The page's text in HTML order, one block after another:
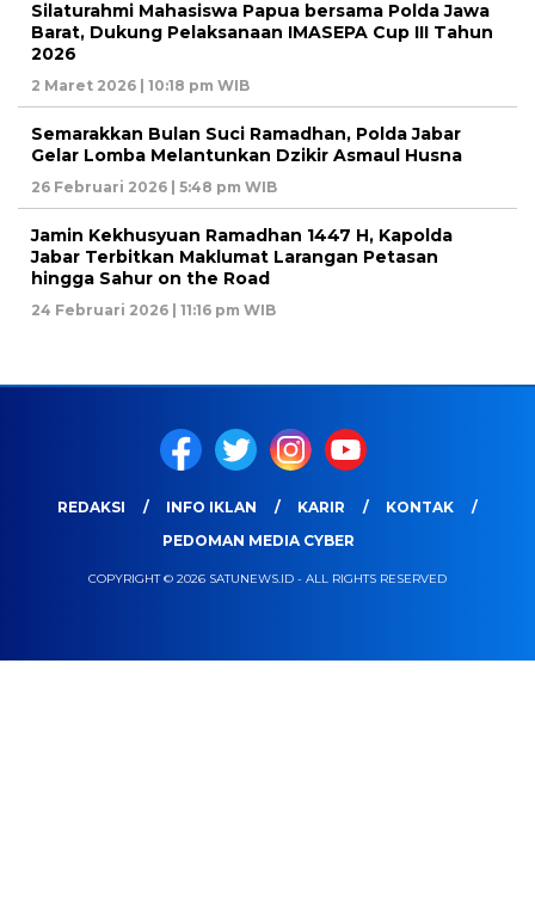
Silaturahmi Mahasiswa Papua bersama Polda Jawa
Barat, Dukung Pelaksanaan IMASEPA Cup III Tahun
2026
2 Maret 2026 | 10:18 pm WIB
Semarakkan Bulan Suci Ramadhan, Polda Jabar
Gelar Lomba Melantunkan Dzikir Asmaul Husna
26 Februari 2026 | 5:48 pm WIB
Jamin Kekhusyuan Ramadhan 1447 H, Kapolda
Jabar Terbitkan Maklumat Larangan Petasan
hingga Sahur on the Road
24 Februari 2026 | 11:16 pm WIB
REDAKSI INFO IKLAN KARIR
KONTAK
PEDOMAN MEDIA CYBER
COPYRIGHT © 2026 SATUNEWS.ID - ALL RIGHTS RESERVED